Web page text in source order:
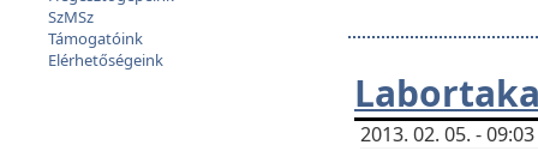
SzMSz
Támogatóink
Elérhetőségeink
2013. 02. 05. -